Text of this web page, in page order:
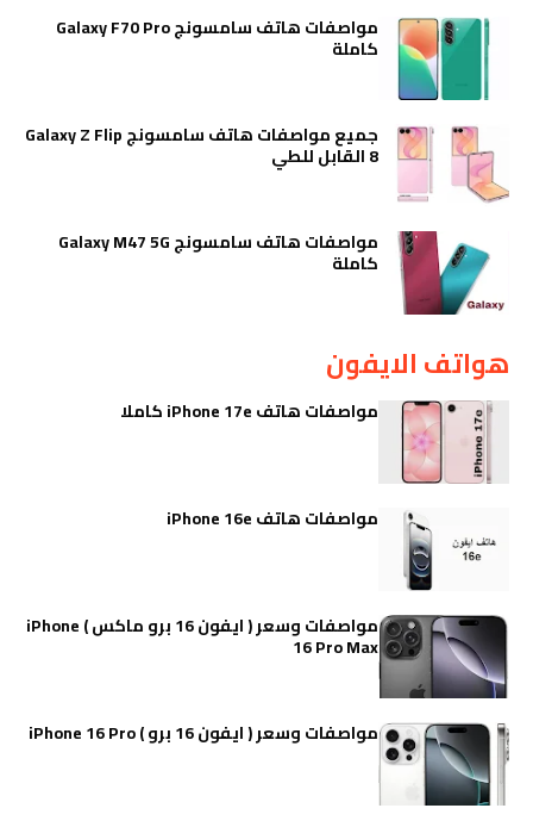
مواصفات هاتف سامسونج Galaxy F70 Pro
كاملة
جميع مواصفات هاتف سامسونج Galaxy Z Flip
8 القابل للطي
مواصفات هاتف سامسونج Galaxy M47 5G
كاملة
هواتف الايفون
مواصفات هاتف iPhone 17e كاملا
مواصفات هاتف iPhone 16e
مواصفات وسعر ( ايفون 16 برو ماكس ) iPhone
16 Pro Max
مواصفات وسعر ( ايفون 16 برو ) iPhone 16 Pro